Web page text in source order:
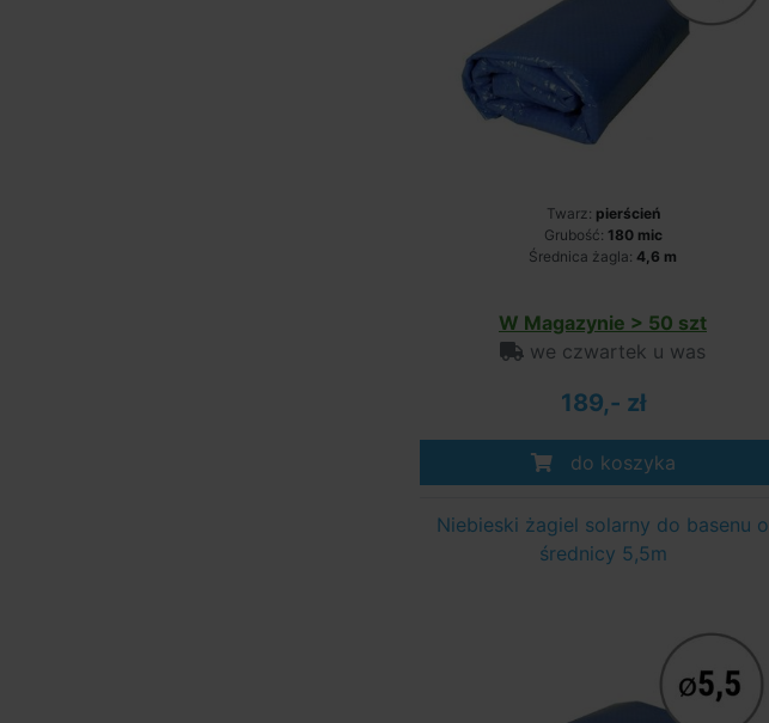
Twarz: pierścień
Grubość: 180 mic
Średnica żagla: 4,6 m
W Magazynie > 50 szt
we czwartek u was
189,- zł
do koszyka
Niebieski żagiel solarny do basenu o
średnicy 5,5m